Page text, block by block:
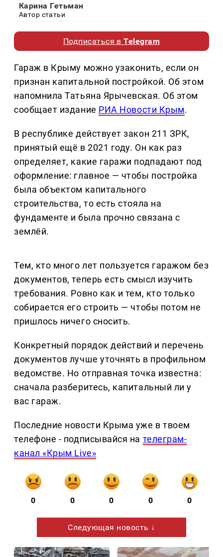
Карина Гетьман
Автор статьи
Подписаться вTelegram
Гараж в Крыму можно узаконить, если он
признан капитальной постройкой. Об этом
напомнила Татьяна Ярычевская. Об этом
сообщает издание РИА Новости Крым.
В республике действует закон 211 ЗРК,
принятый ещё в 2021 году. Он как раз
определяет, какие гаражи подпадают под
оформление: главное — чтобы постройка
была объектом капитального
строительства, то есть стояла на
фундаменте и была прочно связана с
землёй.
Тем, кто много лет пользуется гаражом без
документов, теперь есть смысл изучить
требования. Ровно как и тем, кто только
собирается его строить — чтобы потом не
пришлось ничего сносить.
Конкретный порядок действий и перечень
документов лучше уточнять в профильном
ведомстве. Но отправная точка известна:
сначала разберитесь, капитальный ли у
вас гараж.
Последние новости Крыма уже в твоем
телефоне - подписывайся на телеграм-
канал «Крым Live»
0 0 0 0 0
Следующая новость ↓